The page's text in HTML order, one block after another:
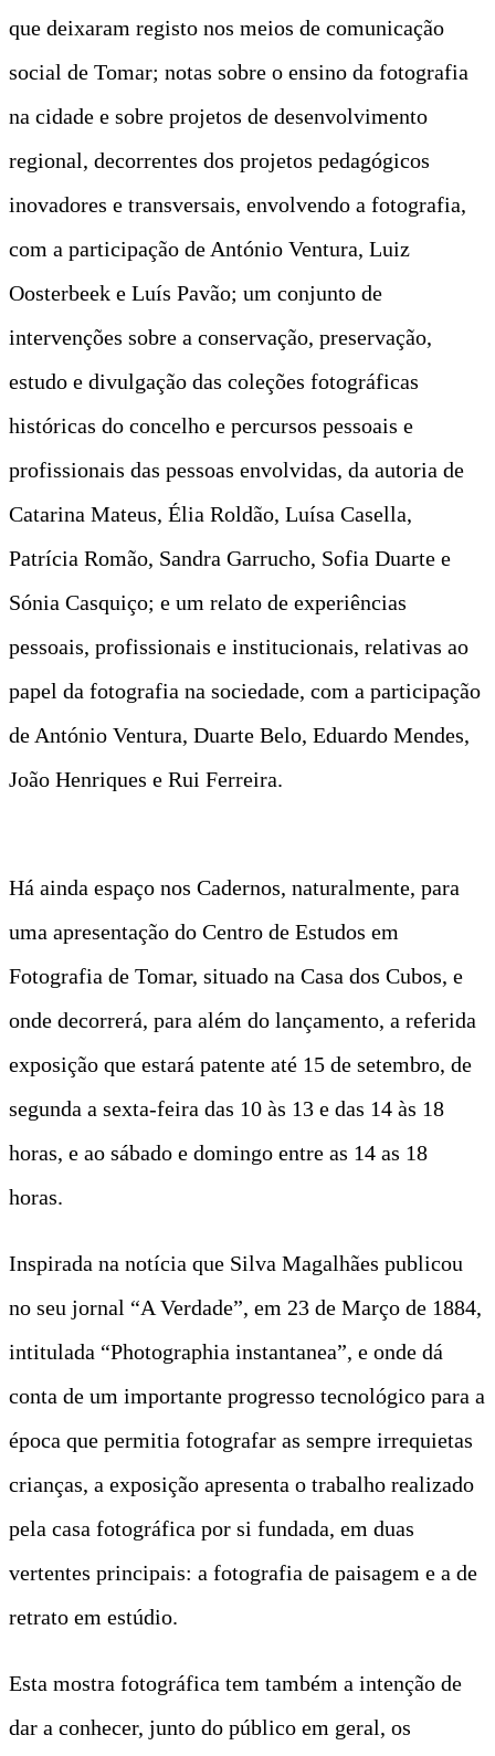
que deixaram registo nos meios de comunicação
social de Tomar; notas sobre o ensino da fotografia
na cidade e sobre projetos de desenvolvimento
regional, decorrentes dos projetos pedagógicos
inovadores e transversais, envolvendo a fotografia,
com a participação de António Ventura, Luiz
Oosterbeek e Luís Pavão; um conjunto de
intervenções sobre a conservação, preservação,
estudo e divulgação das coleções fotográficas
históricas do concelho e percursos pessoais e
profissionais das pessoas envolvidas, da autoria de
Catarina Mateus, Élia Roldão, Luísa Casella,
Patrícia Romão, Sandra Garrucho, Sofia Duarte e
Sónia Casquiço; e um relato de experiências
pessoais, profissionais e institucionais, relativas ao
papel da fotografia na sociedade, com a participação
de António Ventura, Duarte Belo, Eduardo Mendes,
João Henriques e Rui Ferreira.
Há ainda espaço nos Cadernos, naturalmente, para
uma apresentação do Centro de Estudos em
Fotografia de Tomar, situado na Casa dos Cubos, e
onde decorrerá, para além do lançamento, a referida
exposição que estará patente até 15 de setembro, de
segunda a sexta-feira das 10 às 13 e das 14 às 18
horas, e ao sábado e domingo entre as 14 as 18
horas.
Inspirada na notícia que Silva Magalhães publicou
no seu jornal “A Verdade”, em 23 de Março de 1884,
intitulada “Photographia instantanea”, e onde dá
conta de um importante progresso tecnológico para a
época que permitia fotografar as sempre irrequietas
crianças, a exposição apresenta o trabalho realizado
pela casa fotográfica por si fundada, em duas
vertentes principais: a fotografia de paisagem e a de
retrato em estúdio.
Esta mostra fotográfica tem também a intenção de
dar a conhecer, junto do público em geral, os